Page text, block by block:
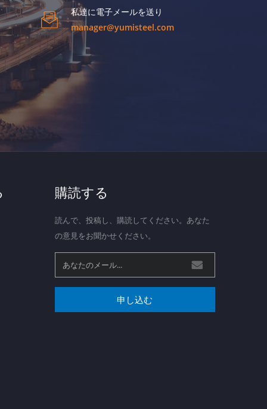
私達に電子メールを送り
manager@yumisteel.com
購読する
読んで、投稿し、購読してください。あなた
の意見をお聞かせください。
申し込む